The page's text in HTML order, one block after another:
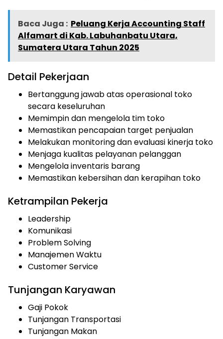
Baca Juga : Peluang Kerja Accounting Staff
Alfamart di Kab. Labuhanbatu Utara,
Sumatera Utara Tahun 2025
Detail Pekerjaan
Bertanggung jawab atas operasional toko
secara keseluruhan
Memimpin dan mengelola tim toko
Memastikan pencapaian target penjualan
Melakukan monitoring dan evaluasi kinerja toko
Menjaga kualitas pelayanan pelanggan
Mengelola inventaris barang
Memastikan kebersihan dan kerapihan toko
Ketrampilan Pekerja
Leadership
Komunikasi
Problem Solving
Manajemen Waktu
Customer Service
Tunjangan Karyawan
Gaji Pokok
Tunjangan Transportasi
Tunjangan Makan